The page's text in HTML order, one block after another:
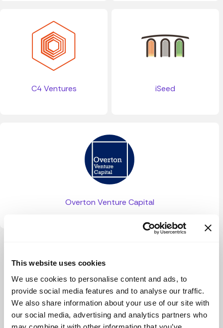
This website uses cookies
We use cookies to personalise content and ads, to
provide social media features and to analyse our traffic.
We also share information about your use of our site with
our social media, advertising and analytics partners who
C4 Ventures iSeed
Overton Venture Capital